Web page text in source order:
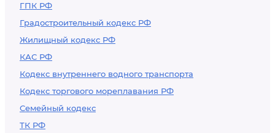
ГПК РФ
Градостроительный кодекс РФ
Жилищный кодекс РФ
КАС РФ
Кодекс внутреннего водного транспорта
Кодекс торгового мореплавания РФ
Семейный кодекс
ТК РФ